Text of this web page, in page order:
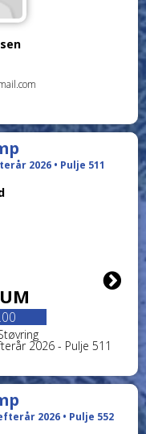
2026 • Pulje 511
2026 - Pulje 511
2026 • Pulje 552